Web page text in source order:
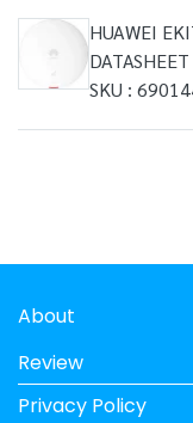
HUAWEI
SKU :
About
Review
Privacy Policy